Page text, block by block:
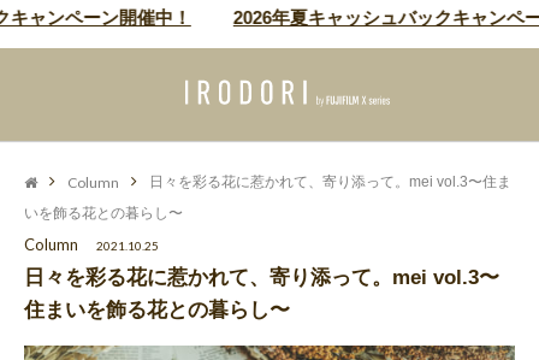
ーン開催中！ 2026年夏キャッシュバックキャンペーン開
Column
日々を彩る花に惹かれて、寄り添って。mei vol.3〜住ま
いを飾る花との暮らし〜
Column 2021.10.25
日々を彩る花に惹かれて、寄り添って。mei vol.3〜
住まいを飾る花との暮らし〜